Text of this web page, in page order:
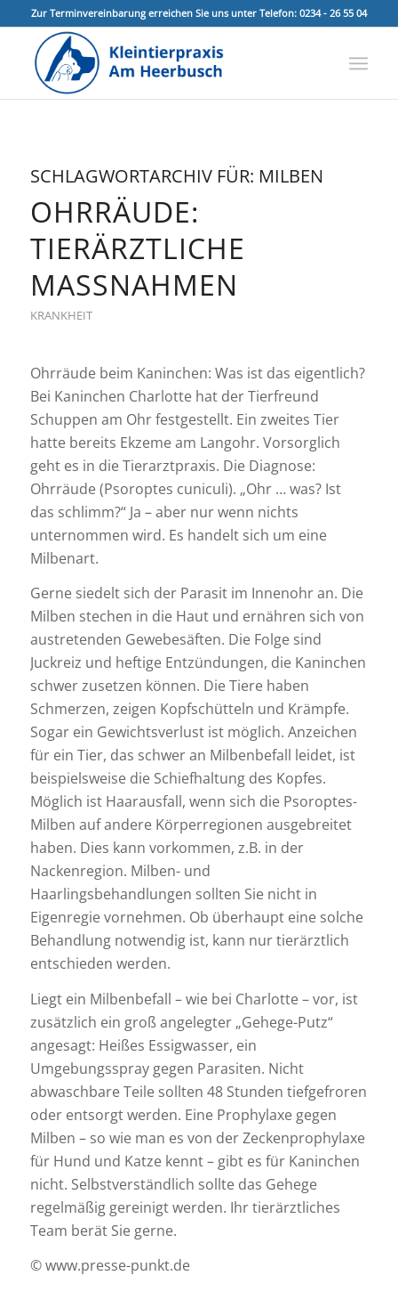
Zur Terminvereinbarung erreichen Sie uns unter Telefon: 0234 - 26 55 04
SCHLAGWORTARCHIV FÜR: MILBEN
OHRRÄUDE:
TIERÄRZTLICHE
MASSNAHMEN
KRANKHEIT
Ohrräude beim Kaninchen: Was ist das eigentlich?
Bei Kaninchen Charlotte hat der Tierfreund
Schuppen am Ohr festgestellt. Ein zweites Tier
hatte bereits Ekzeme am Langohr. Vorsorglich
geht es in die Tierarztpraxis. Die Diagnose:
Ohrräude (Psoroptes cuniculi). „Ohr … was? Ist
das schlimm?“ Ja – aber nur wenn nichts
unternommen wird. Es handelt sich um eine
Milbenart.
Gerne siedelt sich der Parasit im Innenohr an. Die
Milben stechen in die Haut und ernähren sich von
austretenden Gewebesäften. Die Folge sind
Juckreiz und heftige Entzündungen, die Kaninchen
schwer zusetzen können. Die Tiere haben
Schmerzen, zeigen Kopfschütteln und Krämpfe.
Sogar ein Gewichtsverlust ist möglich. Anzeichen
für ein Tier, das schwer an Milbenbefall leidet, ist
beispielsweise die Schiefhaltung des Kopfes.
Möglich ist Haarausfall, wenn sich die Psoroptes-
Milben auf andere Körperregionen ausgebreitet
haben. Dies kann vorkommen, z.B. in der
Nackenregion. Milben- und
Haarlingsbehandlungen sollten Sie nicht in
Eigenregie vornehmen. Ob überhaupt eine solche
Behandlung notwendig ist, kann nur tierärztlich
entschieden werden.
Liegt ein Milbenbefall – wie bei Charlotte – vor, ist
zusätzlich ein groß angelegter „Gehege-Putz“
angesagt: Heißes Essigwasser, ein
Umgebungsspray gegen Parasiten. Nicht
abwaschbare Teile sollten 48 Stunden tiefgefroren
oder entsorgt werden. Eine Prophylaxe gegen
Milben – so wie man es von der Zeckenprophylaxe
für Hund und Katze kennt – gibt es für Kaninchen
nicht. Selbstverständlich sollte das Gehege
regelmäßig gereinigt werden. Ihr tierärztliches
Team berät Sie gerne.
© www.presse-punkt.de